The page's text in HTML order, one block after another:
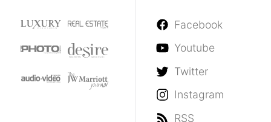
Facebook
Youtube
Twitter
Instagram
RSS